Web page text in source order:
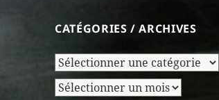
CATÉGORIES / ARCHIVES
Catégories
/
Archives
Archives